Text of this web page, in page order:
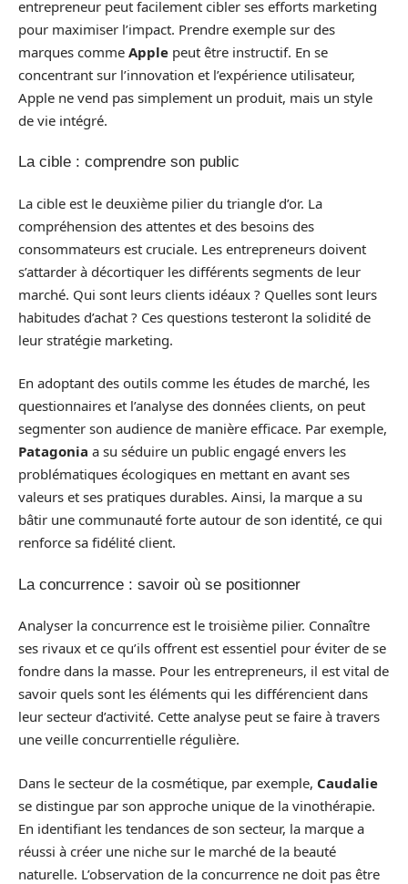
entrepreneur peut facilement cibler ses efforts marketing
pour maximiser l’impact. Prendre exemple sur des
marques comme Apple peut être instructif. En se
concentrant sur l’innovation et l’expérience utilisateur,
Apple ne vend pas simplement un produit, mais un style
de vie intégré.
La cible : comprendre son public
La cible est le deuxième pilier du triangle d’or. La
compréhension des attentes et des besoins des
consommateurs est cruciale. Les entrepreneurs doivent
s’attarder à décortiquer les différents segments de leur
marché. Qui sont leurs clients idéaux ? Quelles sont leurs
habitudes d’achat ? Ces questions testeront la solidité de
leur stratégie marketing.
En adoptant des outils comme les études de marché, les
questionnaires et l’analyse des données clients, on peut
segmenter son audience de manière efficace. Par exemple,
Patagonia a su séduire un public engagé envers les
problématiques écologiques en mettant en avant ses
valeurs et ses pratiques durables. Ainsi, la marque a su
bâtir une communauté forte autour de son identité, ce qui
renforce sa fidélité client.
La concurrence : savoir où se positionner
Analyser la concurrence est le troisième pilier. Connaître
ses rivaux et ce qu’ils offrent est essentiel pour éviter de se
fondre dans la masse. Pour les entrepreneurs, il est vital de
savoir quels sont les éléments qui les différencient dans
leur secteur d’activité. Cette analyse peut se faire à travers
une veille concurrentielle régulière.
Dans le secteur de la cosmétique, par exemple, Caudalie
se distingue par son approche unique de la vinothérapie.
En identifiant les tendances de son secteur, la marque a
réussi à créer une niche sur le marché de la beauté
naturelle. L’observation de la concurrence ne doit pas être